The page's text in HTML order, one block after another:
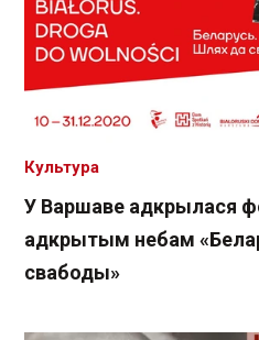
У Варшаве адкрылася
адкрытым небам
свабоды»
Культура